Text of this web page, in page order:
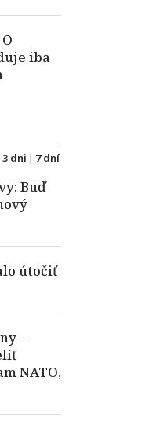
iba
3 dni | 7 dní
Buď
útočiť
–
NATO,